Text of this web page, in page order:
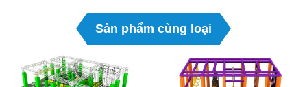
Sản phẩm cùng loại